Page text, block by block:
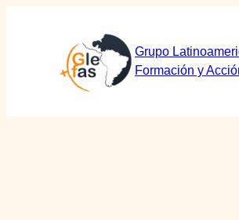
Grupo
Formación y